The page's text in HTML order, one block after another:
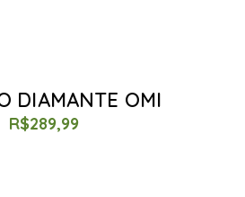
DIAMANTE OMI
R$289,99